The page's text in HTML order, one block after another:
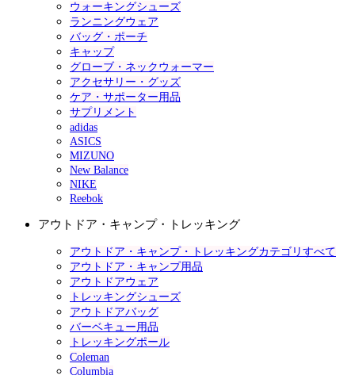
ウォーキングシューズ
ランニングウェア
バッグ・ポーチ
キャップ
グローブ・ネックウォーマー
アクセサリー・グッズ
ケア・サポーター用品
サプリメント
adidas
ASICS
MIZUNO
New Balance
NIKE
Reebok
アウトドア・キャンプ・トレッキング
アウトドア・キャンプ・トレッキングカテゴリすべて
アウトドア・キャンプ用品
アウトドアウェア
トレッキングシューズ
アウトドアバッグ
バーベキュー用品
トレッキングポール
Coleman
Columbia